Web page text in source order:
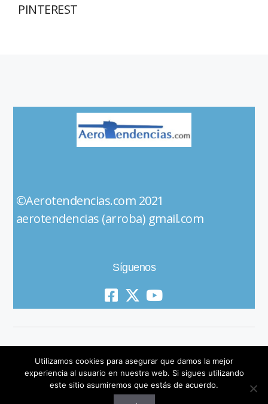
PINTEREST
©Aerotendencias.com 2021
aerotendencias (arroba) gmail.com
Síguenos
© 2019 All Rights Reserved
Utilizamos cookies para asegurar que damos la mejor
experiencia al usuario en nuestra web. Si sigues utilizando
este sitio asumiremos que estás de acuerdo.